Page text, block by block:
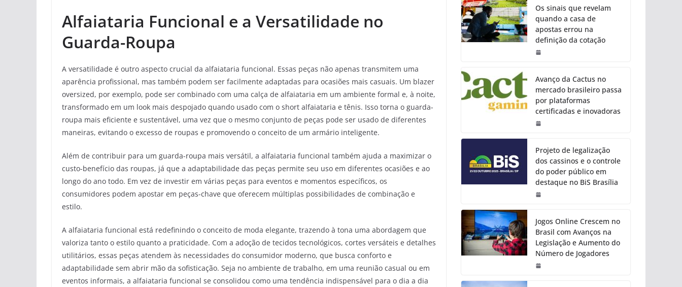
Alfaiataria Funcional e a Versatilidade no
Guarda-Roupa
A versatilidade é outro aspecto crucial da alfaiataria funcional. Essas peças não apenas transmitem uma
aparência profissional, mas também podem ser facilmente adaptadas para ocasiões mais casuais. Um blazer
oversized, por exemplo, pode ser combinado com uma calça de alfaiataria em um ambiente formal e, à noite,
transformado em um look mais despojado quando usado com o short alfaiataria e tênis. Isso torna o guarda-
roupa mais eficiente e sustentável, uma vez que o mesmo conjunto de peças pode ser usado de diferentes
maneiras, evitando o excesso de roupas e promovendo o conceito de um armário inteligente.
Além de contribuir para um guarda-roupa mais versátil, a alfaiataria funcional também ajuda a maximizar o
custo-benefício das roupas, já que a adaptabilidade das peças permite seu uso em diferentes ocasiões e ao
longo do ano todo. Em vez de investir em várias peças para eventos e momentos específicos, os
consumidores podem apostar em peças-chave que oferecem múltiplas possibilidades de combinação e
estilo.
A alfaiataria funcional está redefinindo o conceito de moda elegante, trazendo à tona uma abordagem que
valoriza tanto o estilo quanto a praticidade. Com a adoção de tecidos tecnológicos, cortes versáteis e detalhes
utilitários, essas peças atendem às necessidades do consumidor moderno, que busca conforto e
adaptabilidade sem abrir mão da sofisticação. Seja no ambiente de trabalho, em uma reunião casual ou em
eventos informais, a alfaiataria funcional se consolidou como uma tendência indispensável para o dia a dia
Os sinais que revelam
quando a casa de
apostas errou na
definição da cotação
Avanço da Cactus no
mercado brasileiro passa
por plataformas
certificadas e inovadoras
Projeto de legalização
dos cassinos e o controle
do poder público em
destaque no BiS Brasília
Jogos Online Crescem no
Brasil com Avanços na
Legislação e Aumento do
Número de Jogadores